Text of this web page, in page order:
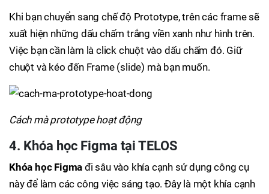
Khi bạn chuyển sang chế độ Prototype, trên các frame sẽ
xuất hiện những dấu chấm trắng viền xanh như hình trên.
Việc bạn cần làm là click chuột vào dấu chấm đó. Giữ
chuột và kéo đến Frame (slide) mà bạn muốn.
Cách mà prototype hoạt động
4. Khóa học Figma tại TELOS
Khóa học Figma đi sâu vào khía cạnh sử dụng công cụ
này để làm các công việc sáng tạo. Đây là một khía cạnh